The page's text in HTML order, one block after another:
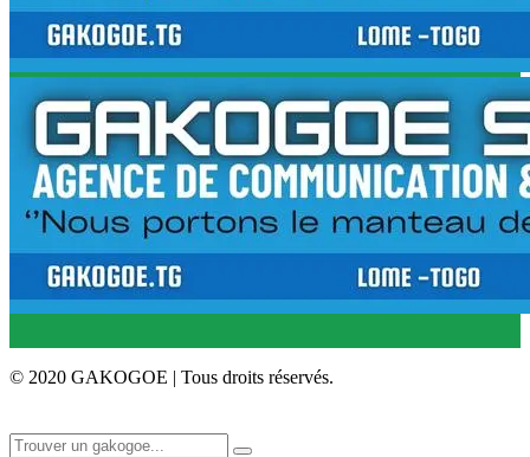
© 2020 GAKOGOE | Tous droits réservés.